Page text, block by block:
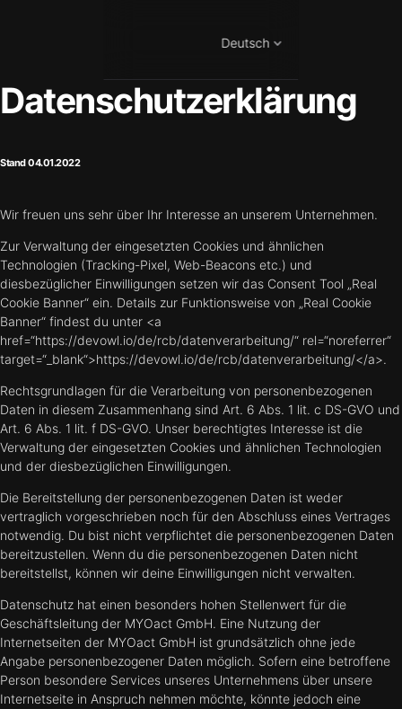
Deutsch
Datenschutzerklärung
Stand 04.01.2022
Wir freuen uns sehr über Ihr Interesse an unserem Unternehmen.
Zur Verwaltung der eingesetzten Cookies und ähnlichen
Technologien (Tracking-Pixel, Web-Beacons etc.) und
diesbezüglicher Einwilligungen setzen wir das Consent Tool „Real
Cookie Banner“ ein. Details zur Funktionsweise von „Real Cookie
Banner“ findest du unter <a
href=“https://devowl.io/de/rcb/datenverarbeitung/“ rel=“noreferrer“
target=“_blank“>https://devowl.io/de/rcb/datenverarbeitung/</a>.
Rechtsgrundlagen für die Verarbeitung von personenbezogenen
Daten in diesem Zusammenhang sind Art. 6 Abs. 1 lit. c DS-GVO und
Art. 6 Abs. 1 lit. f DS-GVO. Unser berechtigtes Interesse ist die
Verwaltung der eingesetzten Cookies und ähnlichen Technologien
und der diesbezüglichen Einwilligungen.
Die Bereitstellung der personenbezogenen Daten ist weder
vertraglich vorgeschrieben noch für den Abschluss eines Vertrages
notwendig. Du bist nicht verpflichtet die personenbezogenen Daten
bereitzustellen. Wenn du die personenbezogenen Daten nicht
bereitstellst, können wir deine Einwilligungen nicht verwalten.
Datenschutz hat einen besonders hohen Stellenwert für die
Geschäftsleitung der MYOact GmbH. Eine Nutzung der
Internetseiten der MYOact GmbH ist grundsätzlich ohne jede
Angabe personenbezogener Daten möglich. Sofern eine betroffene
Person besondere Services unseres Unternehmens über unsere
Internetseite in Anspruch nehmen möchte, könnte jedoch eine